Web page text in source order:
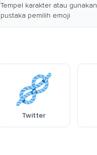
Tempel karakter atau gunakan
pustaka pemilih emoji
Twitter